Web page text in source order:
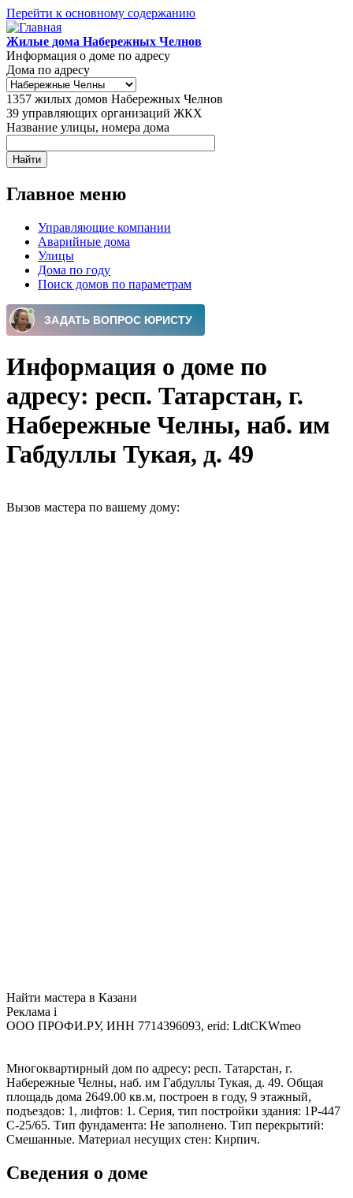
Перейти к основному содержанию
Жилые дома Набережных Челнов
Информация о доме по адресу
Дома по адресу
1357 жилых домов Набережных Челнов
39 управляющих организаций ЖКХ
Название улицы, номера дома
Главное меню
Управляющие компании
Аварийные дома
Улицы
Дома по году
Поиск домов по параметрам
Информация о доме по
адресу: респ. Татарстан, г.
Набережные Челны, наб. им
Габдуллы Тукая, д. 49
Вызов мастера по вашему дому:
Найти мастера в Казани
Реклама i
ООО ПРОФИ.РУ, ИНН 7714396093, erid: LdtCKWmeo
Многоквартирный дом по адресу: респ. Татарстан, г.
Набережные Челны, наб. им Габдуллы Тукая, д. 49. Общая
площадь дома 2649.00 кв.м, построен в году, 9 этажный,
подъездов: 1, лифтов: 1. Серия, тип постройки здания: 1Р-447
С-25/65. Тип фундамента: Не заполнено. Тип перекрытий:
Смешанные. Материал несущих стен: Кирпич.
Сведения о доме